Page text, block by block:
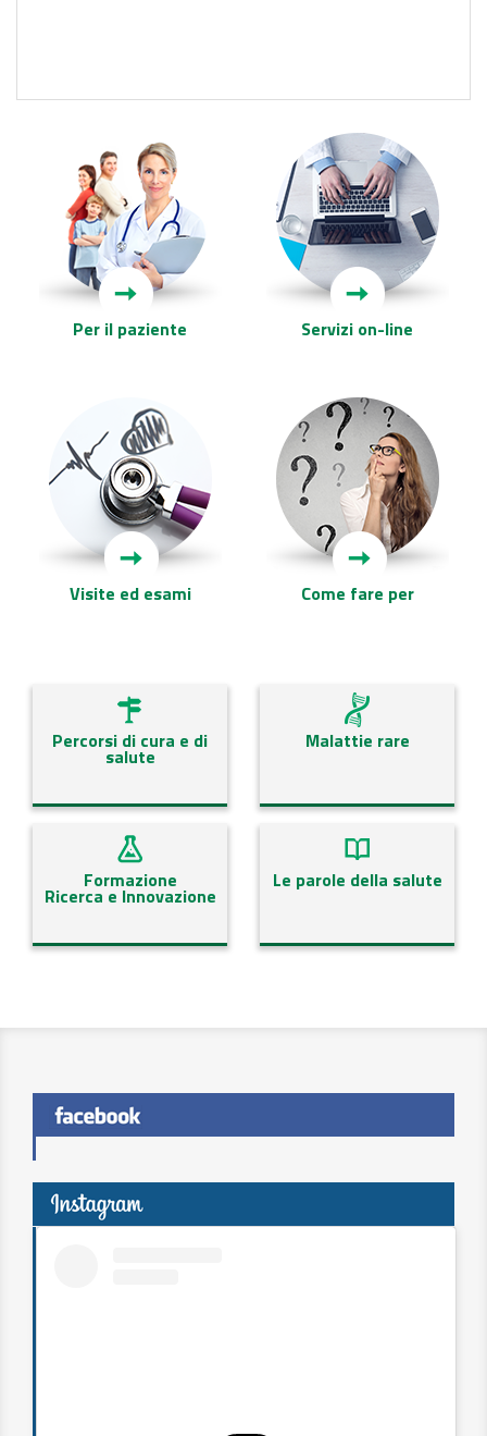
Per il paziente Servizi on-line
Visite ed esami Come fare per
Percorsi di cura e di
salute
Malattie rare
Formazione
Ricerca e Innovazione
Le parole della salute